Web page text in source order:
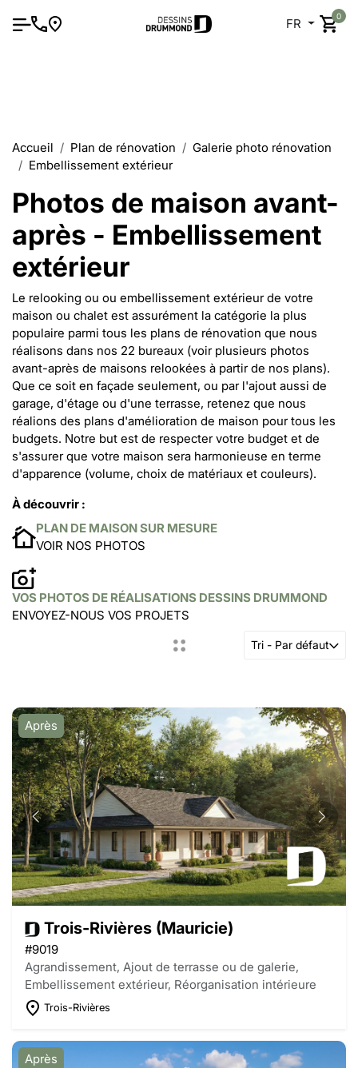
FR
0
Accueil Plan de rénovation
Galerie photo rénovation
Embellissement extérieur
Photos de maison avant-
après - Embellissement
extérieur
Le relooking ou ou embellissement extérieur de votre
maison ou chalet est assurément la catégorie la plus
populaire parmi tous les plans de rénovation que nous
réalisons dans nos 22 bureaux (voir plusieurs photos
avant-après de maisons relookées à partir de nos plans).
Que ce soit en façade seulement, ou par l'ajout aussi de
garage, d'étage ou d'une terrasse, retenez que nous
réalions des plans d'amélioration de maison pour tous les
budgets. Notre but est de respecter votre budget et de
s'assurer que votre maison sera harmonieuse en terme
d'apparence (volume, choix de matériaux et couleurs).
À découvrir :
PLAN DE MAISON SUR MESURE
VOIR NOS PHOTOS
VOS PHOTOS DE RÉALISATIONS DESSINS DRUMMOND
ENVOYEZ-NOUS VOS PROJETS
Tri - Par défaut
Après
Trois-Rivières (Mauricie)
#9019
Agrandissement, Ajout de terrasse ou de galerie,
Embellissement extérieur, Réorganisation intérieure
Trois-Rivières
Après